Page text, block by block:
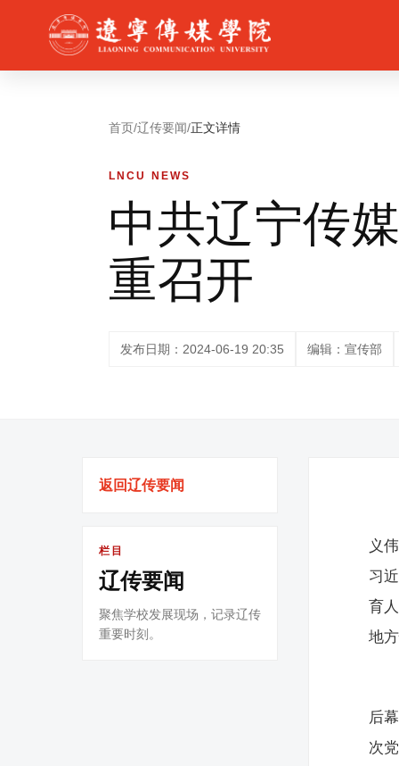
首页/辽传要闻/正文详情
LNCU NEWS
中共辽宁传
重召开
发布日期：2024-06-19 20:35 编辑：宣传部
返回辽传要闻
栏目
辽传要闻
聚焦学校发展现场，记录辽传
重要时刻。
义
习
育
地
后
次